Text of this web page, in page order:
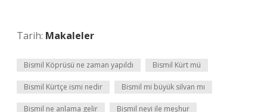
Tarih: Makaleler
Bismil Köprüsü ne zaman yapıldı Bismil Kürt mü
Bismil Kürtçe ismi nedir Bismil mi büyük silvan mı
Bismil ne anlama gelir Bismil neyi ile meşhur